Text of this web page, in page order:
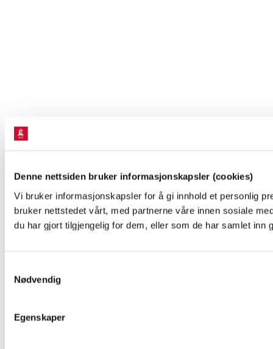
Denne nettsiden bruker informasjonskapsler (cookies)
Vi bruker informasjonskapsler for å gi innhold et personlig
bruker nettstedet vårt, med partnerne våre innen sosiale
du har gjort tilgjengelig for dem, eller som de har samlet inn
Nødvendig
Egenskaper